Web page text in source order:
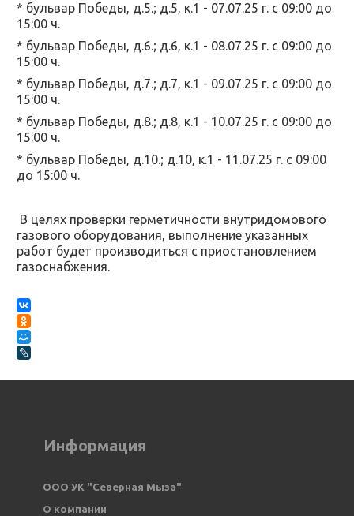
* бульвар Победы, д.5.; д.5, к.1 - 07.07.25 г. с 09:00 до
15:00 ч.
* бульвар Победы, д.6.; д.6, к.1 - 08.07.25 г. с 09:00 до
15:00 ч.
* бульвар Победы, д.7.; д.7, к.1 - 09.07.25 г. с 09:00 до
15:00 ч.
* бульвар Победы, д.8.; д.8, к.1 - 10.07.25 г. с 09:00 до
15:00 ч.
* бульвар Победы, д.10.; д.10, к.1 - 11.07.25 г. с 09:00
до 15:00 ч.
В целях проверки герметичности внутридомового
газового оборудования, выполнение указанных
работ будет производиться с приостановлением
газоснабжения.
Информация
ООО УК "Северная Мыза"
О компании